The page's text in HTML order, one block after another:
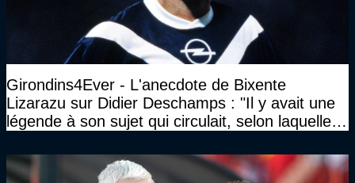
Girondins4Ever - L'anecdote de Bixente
Lizarazu sur Didier Deschamps : "Il y avait une
légende à son sujet qui circulait, selon laquelle il